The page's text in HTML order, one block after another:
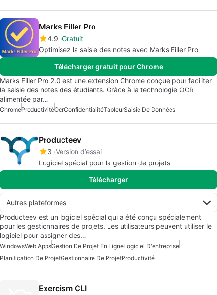
Marks Filler Pro
4.9 Gratuit
Optimisez la saisie des notes avec Marks Filler Pro
Télécharger gratuit pour Chrome
Marks Filler Pro 2.0 est une extension Chrome conçue pour faciliter
la saisie des notes des étudiants. Grâce à la technologie OCR
alimentée par…
ChromeProductivitéOcrConfidentialitéTableurSaisie De Données
Producteev
3 Version d’essai
Logiciel spécial pour la gestion de projets
Télécharger
Autres plateformes
Producteev est un logiciel spécial qui a été conçu spécialement
pour les gestionnaires de projets. Les utilisateurs peuvent utiliser le
logiciel pour assigner des…
WindowsWeb AppsGestion De Projet En LigneLogiciel D'entreprise
Planification De ProjetGestionnaire De ProjetProductivité
Exercism CLI